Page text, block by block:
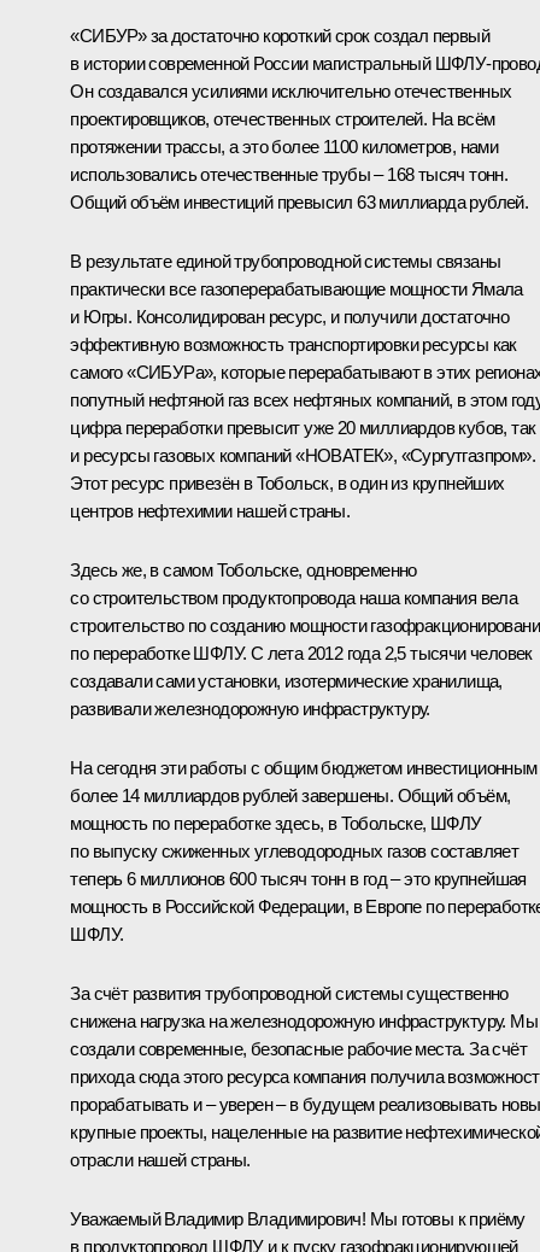
«СИБУР» за достаточно короткий срок создал первый
в истории современной России магистральный ШФЛУ-
Он создавался усилиями исключительно отечественных
проектировщиков, отечественных строителей. На всём
протяжении трассы, а это более 1100 километров, нами
использовались отечественные трубы – 168 тысяч тонн.
Общий объём инвестиций превысил 63 миллиарда рублей.
В результате единой трубопроводной системы связаны
практически все газоперерабатывающие мощности Ямала
и Югры. Консолидирован ресурс, и получили достаточно
эффективную возможность транспортировки ресурсы как
самого «СИБУРа», которые перерабатывают в этих
попутный нефтяной газ всех нефтяных компаний, в этом
цифра переработки превысит уже 20 миллиардов кубов, так
и ресурсы газовых компаний «НОВАТЕК», «Сургутгазпром».
Этот ресурс привезён в Тобольск, в один из крупнейших
центров нефтехимии нашей страны.
Здесь же, в самом Тобольске, одновременно
со строительством продуктопровода наша компания вела
строительство по созданию мощности
по переработке ШФЛУ. С лета 2012 года 2,5 тысячи человек
создавали сами установки, изотермические хранилища,
развивали железнодорожную инфраструктуру.
На сегодня эти работы с общим бюджетом инвестиционным
более 14 миллиардов рублей завершены. Общий объём,
мощность по переработке здесь, в Тобольске, ШФЛУ
по выпуску сжиженных углеводородных газов составляет
теперь 6 миллионов 600 тысяч тонн в год – это крупнейшая
мощность в Российской Федерации, в Европе по
ШФЛУ.
За счёт развития трубопроводной системы существенно
снижена нагрузка на железнодорожную инфраструктуру. Мы
создали современные, безопасные рабочие места. За счёт
прихода сюда этого ресурса компания получила
прорабатывать и – уверен – в будущем реализовывать
крупные проекты, нацеленные на развитие
отрасли нашей страны.
Уважаемый Владимир Владимирович! Мы готовы к приёму
в продуктопровод ШФЛУ и к пуску газофракционирующей